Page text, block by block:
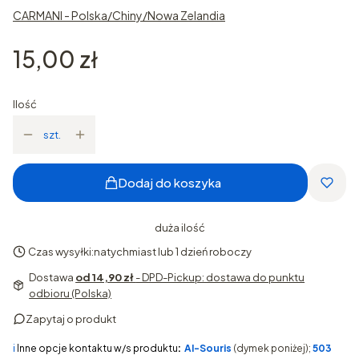
CARMANI - Polska/Chiny/Nowa Zelandia
Cena
15,00 zł
Ilość
szt.
Dodaj do koszyka
duża ilość
Czas wysyłki:natychmiast lub 1 dzień roboczy
Dostawa od 14,90 zł- DPD-Pickup: dostawa do punktu
odbioru (Polska)
Zapytaj o produkt
ℹ️ Inne opcje kontaktu w/s produktu: AI-Souris (dymek poniżej); 503